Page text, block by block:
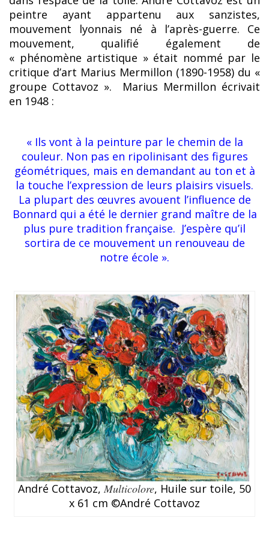
peintre ayant appartenu aux sanzistes,
mouvement lyonnais né à l’après-guerre. Ce
mouvement, qualifié également de
« phénomène artistique » était nommé par le
critique d’art Marius Mermillon (1890-1958) du «
groupe Cottavoz ». Marius Mermillon écrivait
en 1948 :
« Ils vont à la peinture par le chemin de la
couleur. Non pas en ripolinisant des figures
géométriques, mais en demandant au ton et à
la touche l’expression de leurs plaisirs visuels.
La plupart des œuvres avouent l’influence de
Bonnard qui a été le dernier grand maître de la
plus pure tradition française. J’espère qu’il
sortira de ce mouvement un renouveau de
notre école ».
André Cottavoz, Multicolore, Huile sur toile, 50
x 61 cm ©André Cottavoz